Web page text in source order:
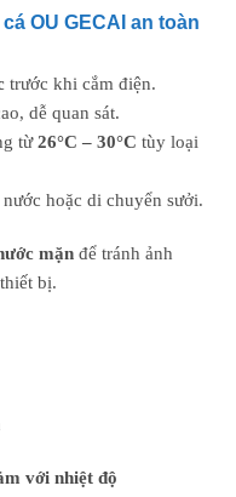
OU GECAI an toàn
trước khi cắm điện.
dễ quan sát.
từ26°C – 30°C tùy loại
hoặc di chuyển sưởi.
mặn để tránh ảnh
bị.
với nhiệt độ